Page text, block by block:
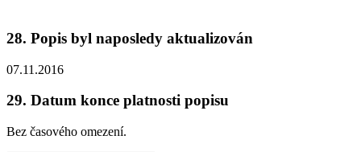
28. Popis byl naposledy aktualizován
07.11.2016
29. Datum konce platnosti popisu
Bez časového omezení.